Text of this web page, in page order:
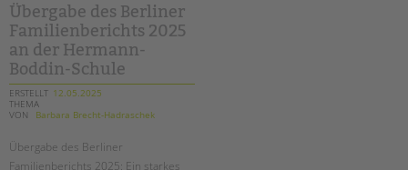
kai
wegner:
übergabe
am
2.
juni
am
roten
rathaus
Übergabe des Berliner
Familienberichts 2025
an der Hermann-
Boddin-Schule
ERSTELLT 12.05.2025
THEMA
VON
Barbara Brecht-Hadraschek
Übergabe des Berliner
Familienberichts 2025: Ein starkes